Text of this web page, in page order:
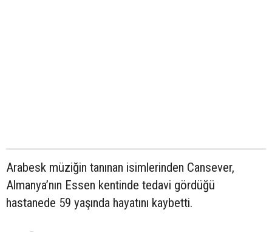
Arabesk müziğin tanınan isimlerinden Cansever,
Almanya’nın Essen kentinde tedavi gördüğü
hastanede 59 yaşında hayatını kaybetti.